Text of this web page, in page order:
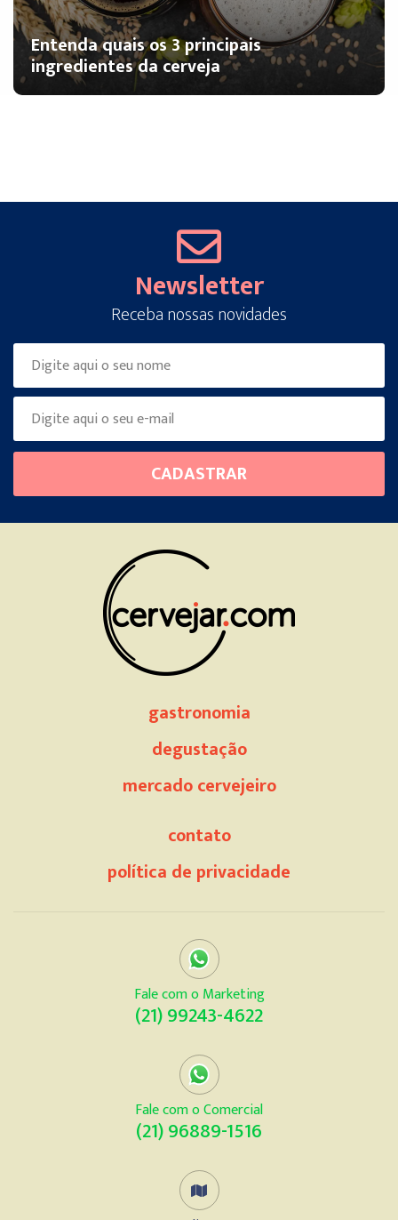
Entenda quais os 3 principais
ingredientes da cerveja
Newsletter
Receba nossas novidades
this
field
CADASTRAR
gastronomia
degustação
mercado cervejeiro
contato
política de privacidade
Fale com o Marketing
(21) 99243-4622
Fale com o Comercial
(21) 96889-1516